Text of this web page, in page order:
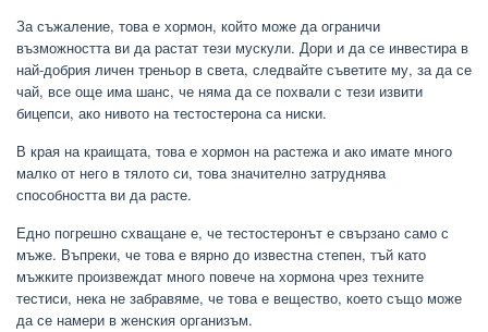
За съжаление, това е хормон, който може да ограничи
възможността ви да растат тези мускули. Дори и да се инвестира в
най-добрия личен треньор в света, следвайте съветите му, за да се
чай, все още има шанс, че няма да се похвали с тези извити
бицепси, ако нивото на тестостерона са ниски.
В края на краищата, това е хормон на растежа и ако имате много
малко от него в тялото си, това значително затруднява
способността ви да расте.
Едно погрешно схващане е, че тестостеронът е свързано само с
мъже. Въпреки, че това е вярно до известна степен, тъй като
мъжките произвеждат много повече на хормона чрез техните
тестиси, нека не забравяме, че това е вещество, което също може
да се намери в женския организъм.